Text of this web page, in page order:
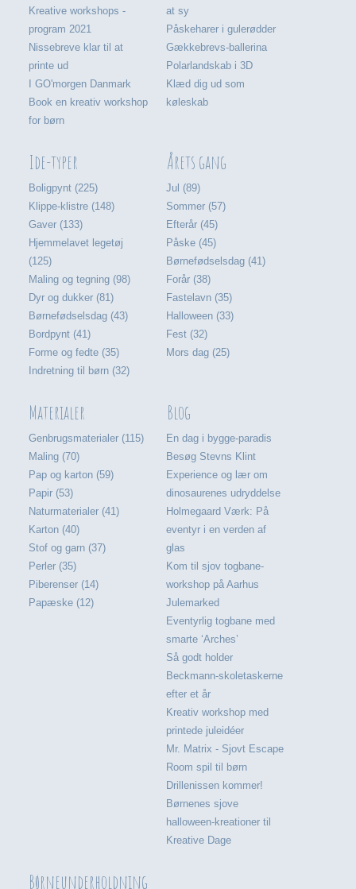
Kreative workshops -
program 2021
Nissebreve klar til at
printe ud
I GO'morgen Danmark
Book en kreativ workshop
for børn
at sy
Påskeharer i gulerødder
Gækkebrevs-ballerina
Polarlandskab i 3D
Klæd dig ud som
køleskab
Ide-typer
Boligpynt (225)
Klippe-klistre (148)
Gaver (133)
Hjemmelavet legetøj
(125)
Maling og tegning (98)
Dyr og dukker (81)
Børnefødselsdag (43)
Bordpynt (41)
Forme og fedte (35)
Indretning til børn (32)
Årets gang
Jul (89)
Sommer (57)
Efterår (45)
Påske (45)
Børnefødselsdag (41)
Forår (38)
Fastelavn (35)
Halloween (33)
Fest (32)
Mors dag (25)
Materialer
Genbrugsmaterialer (115)
Maling (70)
Pap og karton (59)
Papir (53)
Naturmaterialer (41)
Karton (40)
Stof og garn (37)
Perler (35)
Piberenser (14)
Papæske (12)
Blog
En dag i bygge-paradis
Besøg Stevns Klint
Experience og lær om
dinosaurenes udryddelse
Holmegaard Værk: På
eventyr i en verden af
glas
Kom til sjov togbane-
workshop på Aarhus
Julemarked
Eventyrlig togbane med
smarte ‘Arches’
Så godt holder
Beckmann-skoletaskerne
efter et år
Kreativ workshop med
printede juleidéer
Mr. Matrix - Sjovt Escape
Room spil til børn
Drillenissen kommer!
Børnenes sjove
halloween-kreationer til
Kreative Dage
Børneunderholdning